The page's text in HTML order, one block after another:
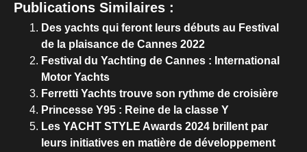
Publications Similaires :
Des yachts qui feront leurs débuts au Festival
de la plaisance de Cannes 2022
Festival du Yachting de Cannes : International
Motor Yachts
Ferretti Yachts trouve son rythme de croisière
Princesse Y95 : Reine de la classe Y
Les YACHT STYLE Awards 2024 brillent par
leurs initiatives en matière de développement